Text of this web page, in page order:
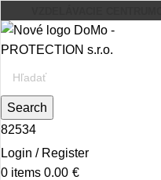
Search
82534
Login / Register
0 items 0.00 €